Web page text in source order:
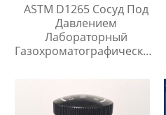
ASTM D1265 Сосуд Под
Давлением
Лабораторный
Газохроматографический